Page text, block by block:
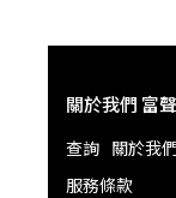
關於我們 富
查詢 關於我
服務條款